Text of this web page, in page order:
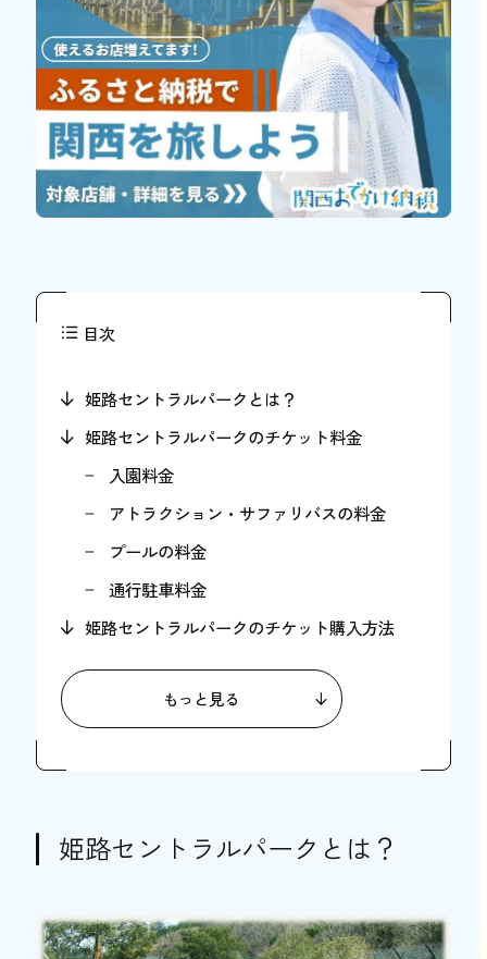
目次
姫路セントラルパークとは？
姫路セントラルパークのチケット料金
入園料金
アトラクション・サファリバスの料金
プールの料金
通行駐車料金
姫路セントラルパークのチケット購入方法
姫路セントラルパークのチケットが安くなる
対象ホテルの宿泊セットプランによる割引
その他の割引（期間限定キャンペーンな
商品券」
もっと見る
姫路セントラルパークとは？